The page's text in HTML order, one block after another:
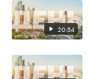
20:54